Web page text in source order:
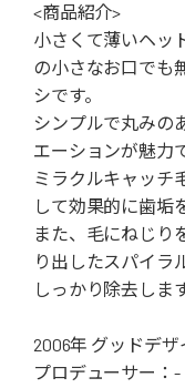
<商品紹介>
小さくて薄いヘッ
の小さなお口でも
シです。
シンプルで丸みの
エーションが魅力
ミラクルキャッチ
して効果的に歯垢
また、毛にねじり
り出したスパイラ
しっかり除去します
2006年 グッドデ
プロデューサー：-